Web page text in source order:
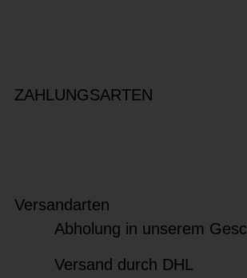
ZAHLUNGSARTEN
Versandarten
Abholung in unserem
Versand durch DHL